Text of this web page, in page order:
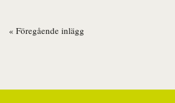
« Föregående inlägg